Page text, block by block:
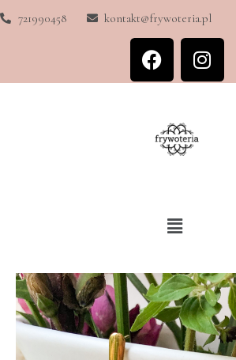
721990458 kontakt@frywoteria.pl